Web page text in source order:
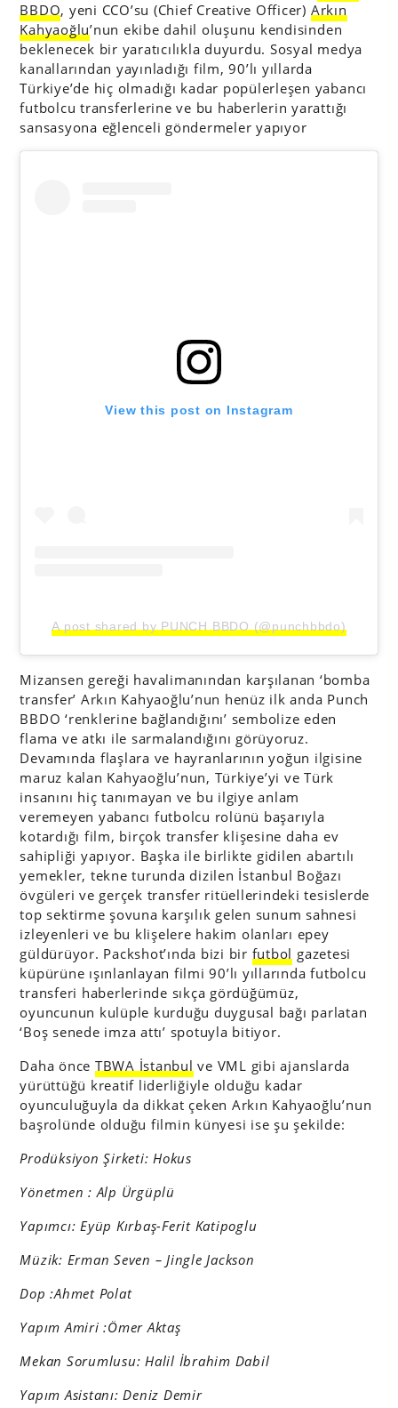
BBDO, yeni CCO’su (Chief Creative Officer) Arkın
Kahyaoğlu’nun ekibe dahil oluşunu kendisinden
beklenecek bir yaratıcılıkla duyurdu. Sosyal medya
kanallarından yayınladığı film, 90’lı yıllarda
Türkiye’de hiç olmadığı kadar popülerleşen yabancı
futbolcu transferlerine ve bu haberlerin yarattığı
sansasyona eğlenceli göndermeler yapıyor
View this post on Instagram
A post shared by PUNCH BBDO (@punchbbdo)
Mizansen gereği havalimanından karşılanan ‘bomba
transfer’ Arkın Kahyaoğlu’nun henüz ilk anda Punch
BBDO ‘renklerine bağlandığını’ sembolize eden
flama ve atkı ile sarmalandığını görüyoruz.
Devamında flaşlara ve hayranlarının yoğun ilgisine
maruz kalan Kahyaoğlu’nun, Türkiye’yi ve Türk
insanını hiç tanımayan ve bu ilgiye anlam
veremeyen yabancı futbolcu rolünü başarıyla
kotardığı film, birçok transfer klişesine daha ev
sahipliği yapıyor. Başka ile birlikte gidilen abartılı
yemekler, tekne turunda dizilen İstanbul Boğazı
övgüleri ve gerçek transfer ritüellerindeki tesislerde
top sektirme şovuna karşılık gelen sunum sahnesi
izleyenleri ve bu klişelere hakim olanları epey
güldürüyor. Packshot’ında bizi bir futbol gazetesi
küpürüne ışınlanlayan filmi 90’lı yıllarında futbolcu
transferi haberlerinde sıkça gördüğümüz,
oyuncunun kulüple kurduğu duygusal bağı parlatan
‘Boş senede imza attı’ spotuyla bitiyor.
Daha önce TBWA İstanbul ve VML gibi ajanslarda
yürüttüğü kreatif liderliğiyle olduğu kadar
oyunculuğuyla da dikkat çeken Arkın Kahyaoğlu’nun
başrolünde olduğu filmin künyesi ise şu şekilde:
Prodüksiyon Şirketi: Hokus
Yönetmen : Alp Ürgüplü
Yapımcı: Eyüp Kırbaş-Ferit Katipoglu
Müzik: Erman Seven – Jingle Jackson
Dop :Ahmet Polat
Yapım Amiri :Ömer Aktaş
Mekan Sorumlusu: Halil İbrahim Dabil
Yapım Asistanı: Deniz Demir